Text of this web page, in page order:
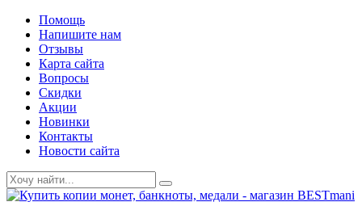
Помощь
Напишите нам
Отзывы
Карта сайта
Вопросы
Скидки
Акции
Новинки
Контакты
Новости сайта